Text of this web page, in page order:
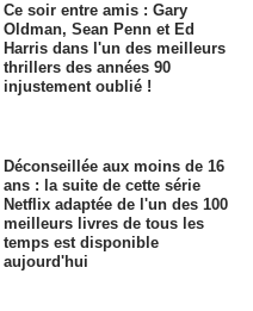
Ce soir entre amis : Gary
Oldman, Sean Penn et Ed
Harris dans l'un des meilleurs
thrillers des années 90
injustement oublié !
Déconseillée aux moins de 16
ans : la suite de cette série
Netflix adaptée de l'un des 100
meilleurs livres de tous les
temps est disponible
aujourd'hui